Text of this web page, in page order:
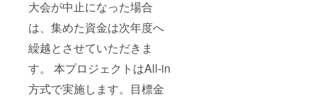
大会が中止になった場合
は、集めた資金は次年度へ
繰越とさせていただきま
す。 本プロジェクトはAll-in
方式で実施します。目標金